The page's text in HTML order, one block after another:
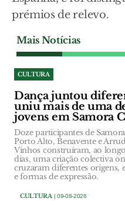
prémios de relevo.
Mais Notícias
CULTURA
Dança juntou
uniu mais de uma
jovens em Samora
Doze participantes de
Porto Alto, Benavente e
Vinhos construíram, ao
dias, uma criação colectiva
cruzaram diferentes origens,
e formas de expressão.
CULTURA| 09-08-2026